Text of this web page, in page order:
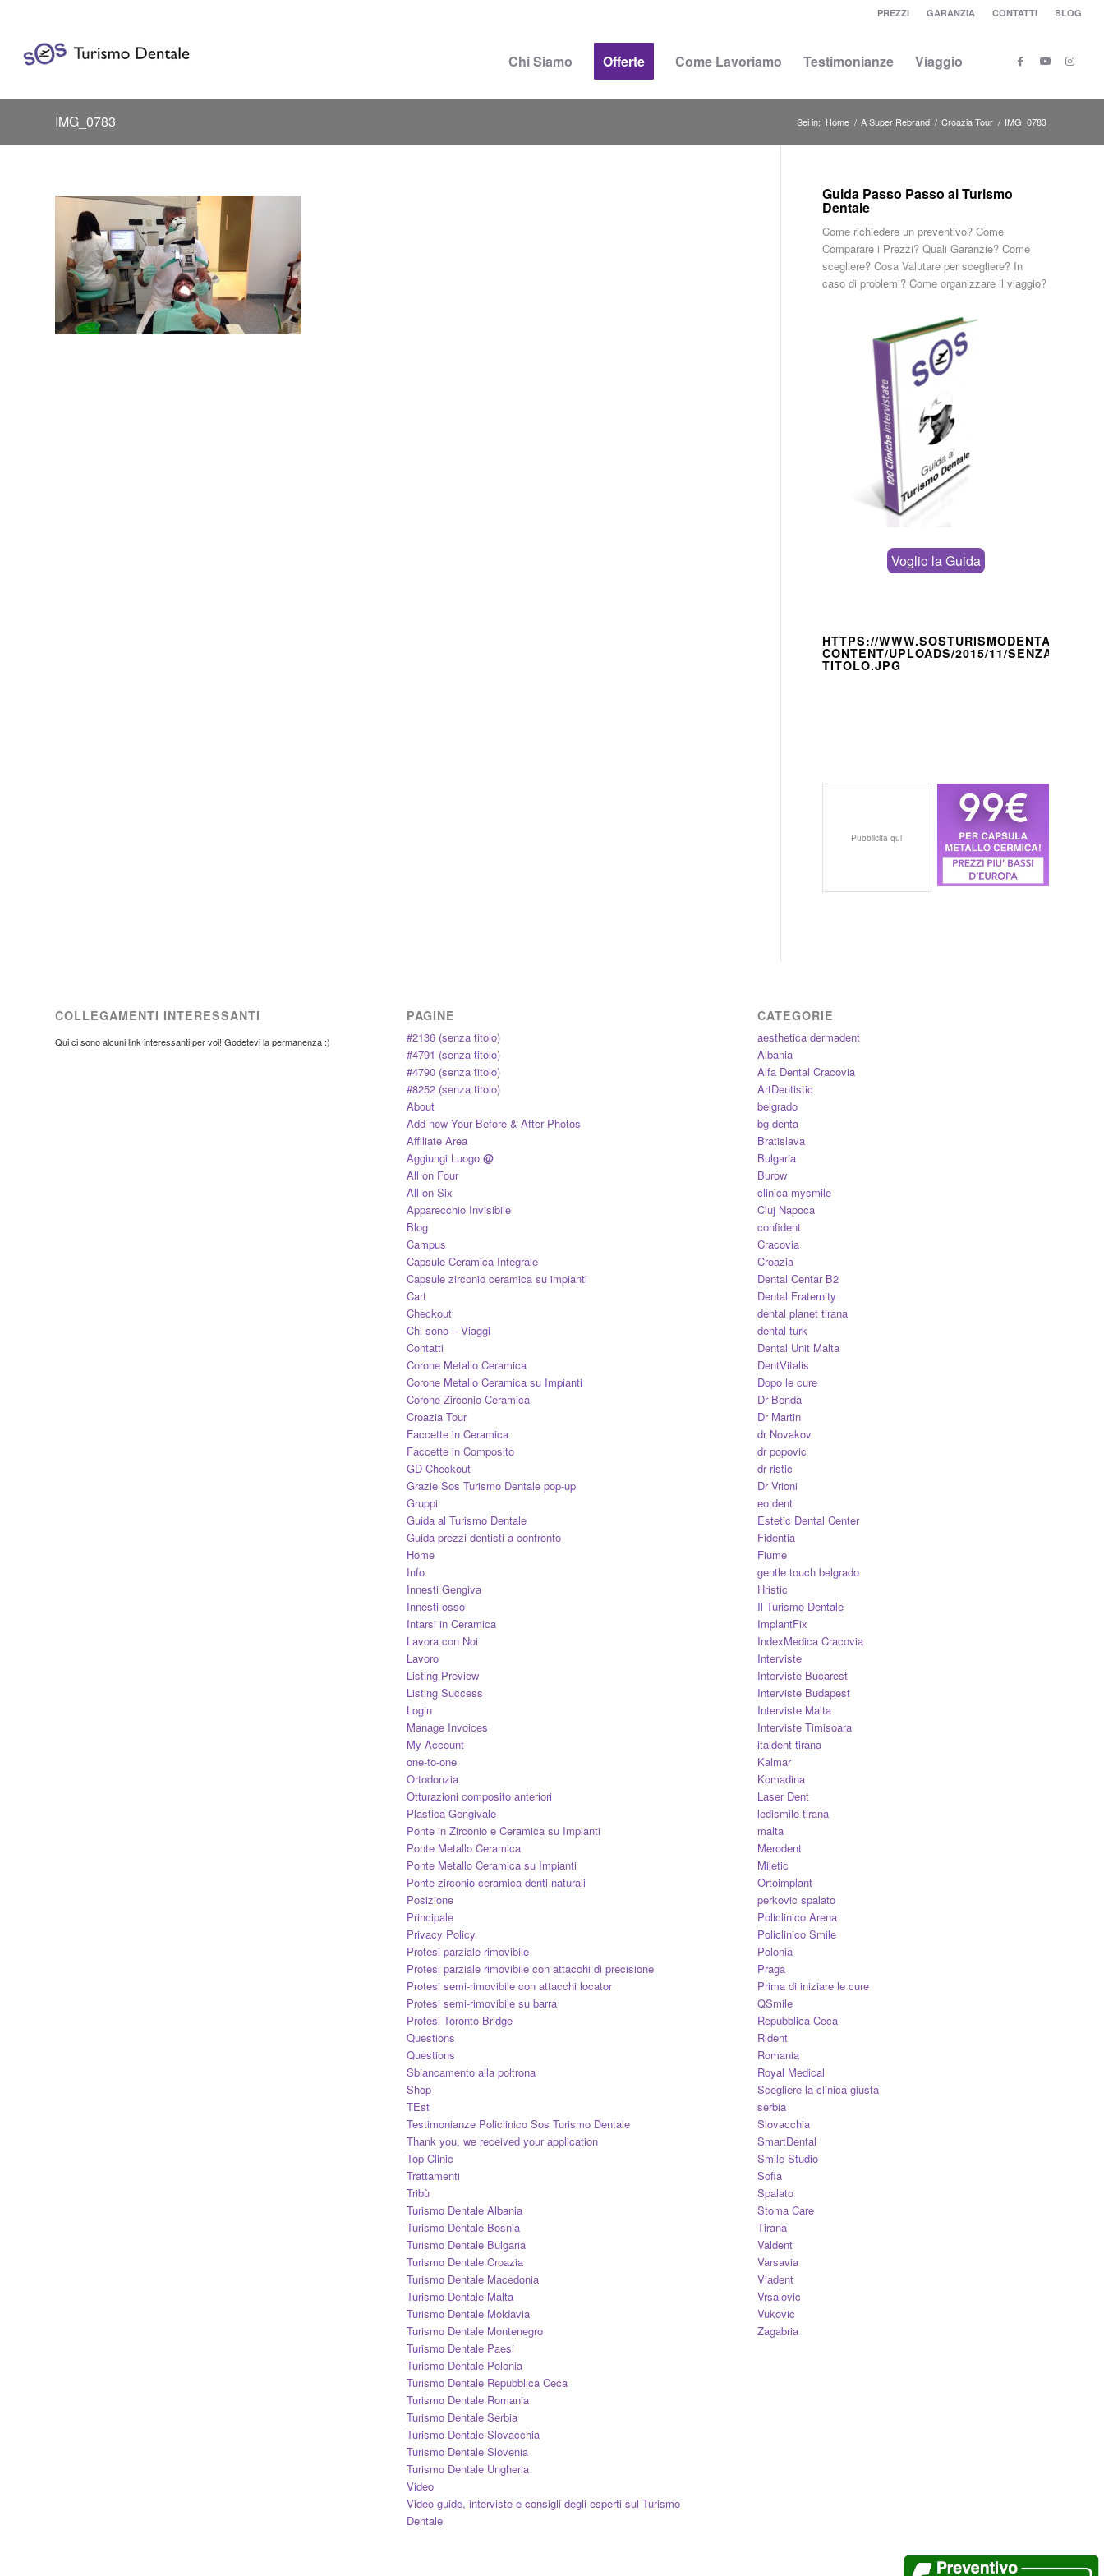
PREZZI GARANZIA CONTATTI BLOG
Chi Siamo Offerte Come Lavoriamo Testimonianze Viaggio
IMG_0783 Sei in: Home / A Super Rebrand / Croazia Tour / IMG_0783
Guida Passo Passo al Turismo
Dentale
Come richiedere un preventivo? Come
Comparare i Prezzi? Quali Garanzie? Come
scegliere? Cosa Valutare per scegliere? In
caso di problemi? Come organizzare il viaggio?
Voglio la Guida
HTTPS://WWW.SOSTURISMODENTALE.IT/
CONTENT/UPLOADS/2015/11/SENZA-
TITOLO.JPG
Pubblicità qui
COLLEGAMENTI INTERESSANTI
Qui ci sono alcuni link interessanti per voi! Godetevi la permanenza :)
PAGINE
#2136 (senza titolo)
#4791 (senza titolo)
#4790 (senza titolo)
#8252 (senza titolo)
About
Add now Your Before & After Photos
Affiliate Area
Aggiungi Luogo @
All on Four
All on Six
Apparecchio Invisibile
Blog
Campus
Capsule Ceramica Integrale
Capsule zirconio ceramica su impianti
Cart
Checkout
Chi sono – Viaggi
Contatti
Corone Metallo Ceramica
Corone Metallo Ceramica su Impianti
Corone Zirconio Ceramica
Croazia Tour
Faccette in Ceramica
Faccette in Composito
GD Checkout
Grazie Sos Turismo Dentale pop-up
Gruppi
Guida al Turismo Dentale
Guida prezzi dentisti a confronto
Home
Info
Innesti Gengiva
Innesti osso
Intarsi in Ceramica
Lavora con Noi
Lavoro
Listing Preview
Listing Success
Login
Manage Invoices
My Account
one-to-one
Ortodonzia
Otturazioni composito anteriori
Plastica Gengivale
Ponte in Zirconio e Ceramica su Impianti
Ponte Metallo Ceramica
Ponte Metallo Ceramica su Impianti
Ponte zirconio ceramica denti naturali
Posizione
Principale
Privacy Policy
Protesi parziale rimovibile
Protesi parziale rimovibile con attacchi di precisione
Protesi semi-rimovibile con attacchi locator
Protesi semi-rimovibile su barra
Protesi Toronto Bridge
Questions
Questions
Sbiancamento alla poltrona
Shop
TEst
Testimonianze Policlinico Sos Turismo Dentale
Thank you, we received your application
Top Clinic
Trattamenti
Tribù
Turismo Dentale Albania
Turismo Dentale Bosnia
Turismo Dentale Bulgaria
Turismo Dentale Croazia
Turismo Dentale Macedonia
Turismo Dentale Malta
Turismo Dentale Moldavia
Turismo Dentale Montenegro
Turismo Dentale Paesi
Turismo Dentale Polonia
Turismo Dentale Repubblica Ceca
Turismo Dentale Romania
Turismo Dentale Serbia
Turismo Dentale Slovacchia
Turismo Dentale Slovenia
Turismo Dentale Ungheria
Video
Video guide, interviste e consigli degli esperti sul Turismo
Dentale
CATEGORIE
aesthetica dermadent
Albania
Alfa Dental Cracovia
ArtDentistic
belgrado
bg denta
Bratislava
Bulgaria
Burow
clinica mysmile
Cluj Napoca
confident
Cracovia
Croazia
Dental Centar B2
Dental Fraternity
dental planet tirana
dental turk
Dental Unit Malta
DentVitalis
Dopo le cure
Dr Benda
Dr Martin
dr Novakov
dr popovic
dr ristic
Dr Vrioni
eo dent
Estetic Dental Center
Fidentia
Fiume
gentle touch belgrado
Hristic
Il Turismo Dentale
ImplantFix
IndexMedica Cracovia
Interviste
Interviste Bucarest
Interviste Budapest
Interviste Malta
Interviste Timisoara
italdent tirana
Kalmar
Komadina
Laser Dent
ledismile tirana
malta
Merodent
Miletic
Ortoimplant
perkovic spalato
Policlinico Arena
Policlinico Smile
Polonia
Praga
Prima di iniziare le cure
QSmile
Repubblica Ceca
Rident
Romania
Royal Medical
Scegliere la clinica giusta
serbia
Slovacchia
SmartDental
Smile Studio
Sofia
Spalato
Stoma Care
Tirana
Valdent
Varsavia
Viadent
Vrsalovic
Vukovic
Zagabria